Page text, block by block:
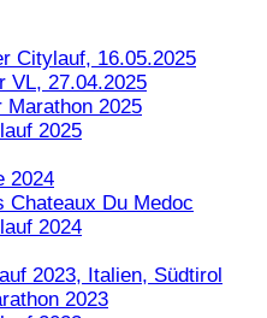
Citylauf, 16.05.2025
VL, 27.04.2025
Marathon 2025
2025
2024
Chateaux Du Medoc
2024
2023, Italien, Südtirol
2023